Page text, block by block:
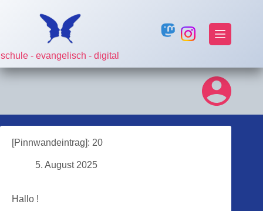
schule - evangelisch - digital
[Pinnwandeintrag]: 20
5. August 2025
Hallo !